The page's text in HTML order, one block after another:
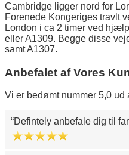
Cambridge ligger nord for
Forenede Kongeriges travlt
London i ca 2 timer ved
eller A1309. Begge disse
samt A1307.
Anbefalet af Vores
Vi er bedømt nummer 5,0 ud
Defintely anbefale dig til